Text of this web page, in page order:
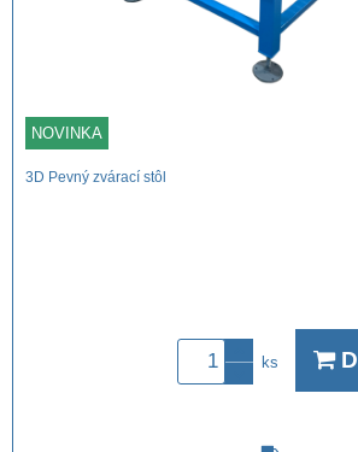
NOVINKA
3D Pevný zvárací stôl
ks